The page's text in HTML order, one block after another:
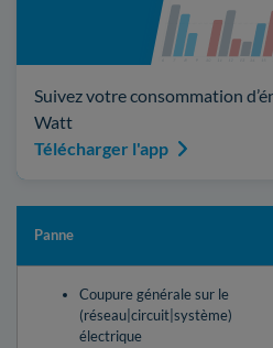
Suivez votre consommation
Watt
Télécharger l'app
Panne
Coupure générale sur le
(réseau|circuit|système)
électrique